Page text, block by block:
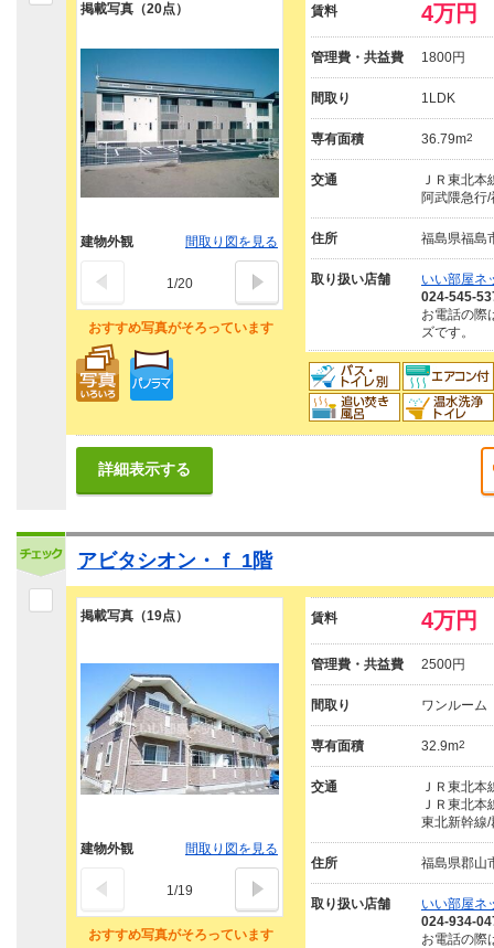
掲載写真（20点）
おすすめ写真がそろっています
建物外観 間取り図を見る
1/20
賃料 4万円
管理費・共益費 1800円
間取り 1LDK
専有面積 36.79m2
交通
ＪＲ東北本
阿武隈急行
住所 福島県福島
取り扱い店舗
いい部屋ネ
024-545-
お電話の際
ズです。
詳細表示する
アビタシオン・ｆ 1階
掲載写真（19点）
おすすめ写真がそろっています
建物外観 間取り図を見る
1/19
賃料 4万円
管理費・共益費 2500円
間取り ワンルーム
専有面積 32.9m2
交通
ＪＲ東北本
ＪＲ東北
東北新幹線
住所 福島県郡山
取り扱い店舗
いい部屋ネ
024-934-
お電話の際